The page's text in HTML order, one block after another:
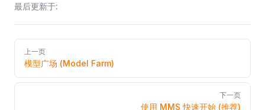
最后更新于:
Pager上一页
模型广场 (Model Farm)
下一页
使用 MMS 快速开始 (推荐)